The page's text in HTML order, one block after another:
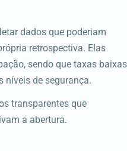
dados que poderiam
retrospectiva. Elas
sendo que taxas baixas
níveis de segurança.
transparentes que
a abertura.